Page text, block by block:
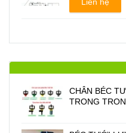
Liên hệ
CHÂN BÉC
TRONG